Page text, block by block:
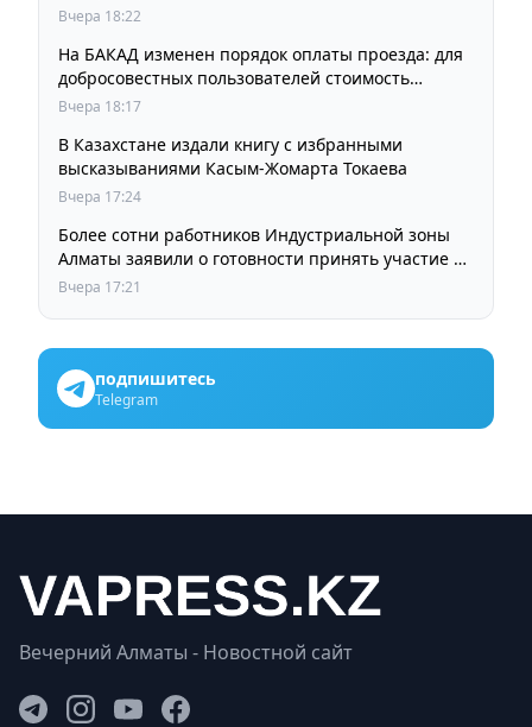
Вчера 18:22
На БАКАД изменен порядок оплаты проезда: для
добросовестных пользователей стоимость
остается прежней
Вчера 18:17
В Казахстане издали книгу с избранными
высказываниями Касым-Жомарта Токаева
Вчера 17:24
Более сотни работников Индустриальной зоны
Алматы заявили о готовности принять участие в
выборах членов Курылтая
Вчера 17:21
подпишитесь
Telegram
Вечерний Алматы - Новостной сайт